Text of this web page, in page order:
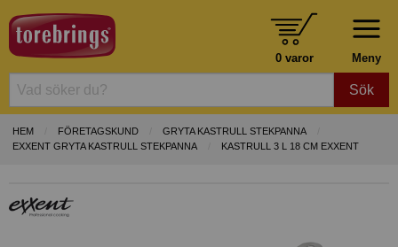
Meny
0 varor
Sök
HEM FÖRETAGSKUND
GRYTA KASTRULL STEKPANNA
EXXENT GRYTA KASTRULL STEKPANNA
KASTRULL 3 L 18 CM EXXENT